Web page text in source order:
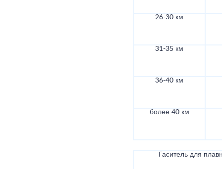
26-30 км
31-35 км
36-40 км
более 40 км
Гаситель для